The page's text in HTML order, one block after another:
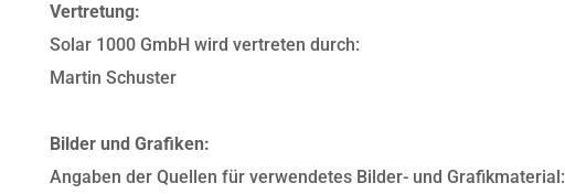
Vertretung:
Solar 1000 GmbH wird vertreten durch:
Martin Schuster
Bilder und Grafiken:
Angaben der Quellen für verwendetes Bilder- und Grafikmaterial: